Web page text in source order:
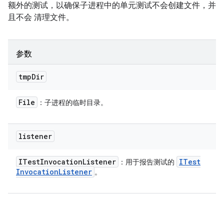
额外的测试，以确保子进程中的单元测试不会创建文件，并
且不会 清理文件。
参数
tmpDir
File ：子进程的临时目录。
listener
ITestInvocationListener ：用于报告测试的
ITest
InvocationListener 。